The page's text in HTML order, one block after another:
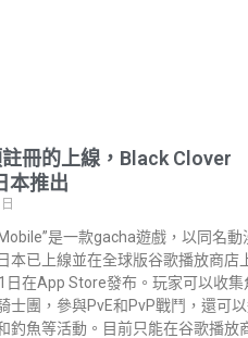
冊的上線，Black Clover
本推出
Mobile”是一款gacha遊戲，以同名動
本已上線並在全球版谷歌播放商店
日在App Store發布。玩家可以收集
士團，參與PvE和PvP戰鬥，還可
釣魚等活動。目前只能在谷歌播放